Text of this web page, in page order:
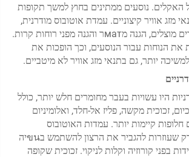
נוסעים ממתינים בחוץ למשך תקופות
מזג אוויר קיצוניים. עמדת אוטובוס מודרנית,
לדוגמה, מספקת אזורים מוצלים, הגנה מматר והגנה מפני רוחות קרות.
את הנוחות עבור הנוסעים, וכך הופכות את
יותר, גם בתנאי מזג אוויר לא מיטביים.
היו עשויות בעבר מחומרים חלש יותר, כולל
זכוכית מקשה, פליז אל-חלד, ואלומיניום
חלופות קיימות יותר. עמדות האוטובוס
המודרניות הללו לא רק שעוזרות להגביר את הרצון להשתמש בขนיה
בפני קורוזיה וקלות לניקוי. זכוכית שקופה